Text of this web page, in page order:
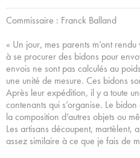
Commissaire : Franck Balland
« Un jour, mes parents m’ont
à se procurer des bidons pour
envois ne sont pas calculés au
une unité de mesure. Ces bidons
Après leur expédition, il y a toute
contenants qui s’organise. Le
la composition d’autres objets ou
Les artisans découpent, martèlent,
assez similaire à ce que je fais de